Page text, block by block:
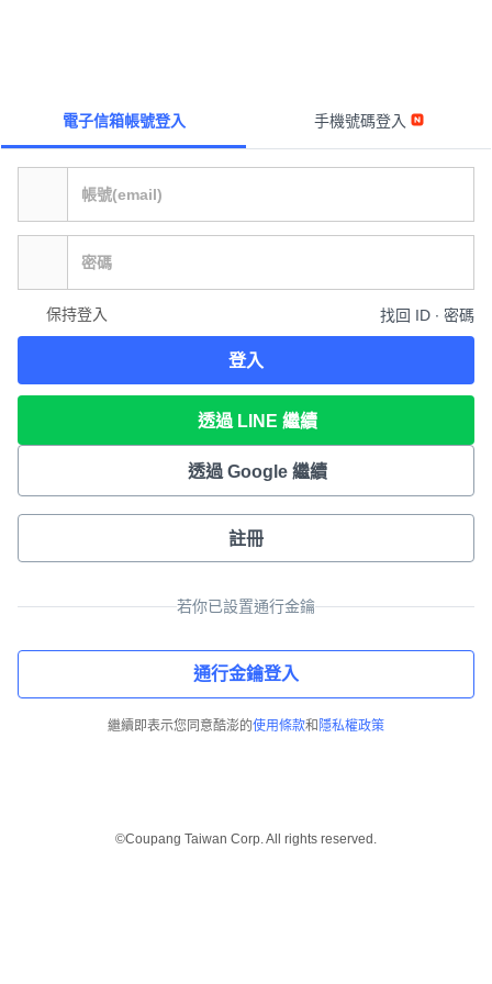
電子信箱帳號登入 手機號碼登入
保持登入 找回 ID ∙ 密碼
登入
透過 LINE 繼續
透過 Google 繼續
註冊
若你已設置通行金鑰
通行金鑰登入
繼續即表示您同意酷澎的使用條款和 隱私權政策
©Coupang Taiwan Corp. All rights reserved.